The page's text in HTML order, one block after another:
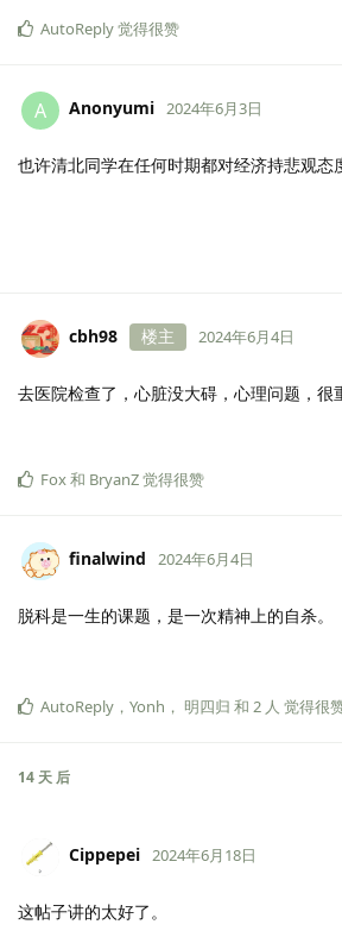
AutoReply觉得很赞
A Anonyumi 2024年6月3日
也许清北同学在任何时期都对经济持悲观态
cbh98 楼主 2024年6月4日
去医院检查了，心脏没大碍，心理问题，很
Fox和 BryanZ觉得很赞
finalwind 2024年6月4日
脱科是一生的课题，是一次精神上的自杀。
AutoReply ， Yonh ， 明四归 和 2 人 觉得很
14 天 后
Cippepei 2024年6月18日
这帖子讲的太好了。